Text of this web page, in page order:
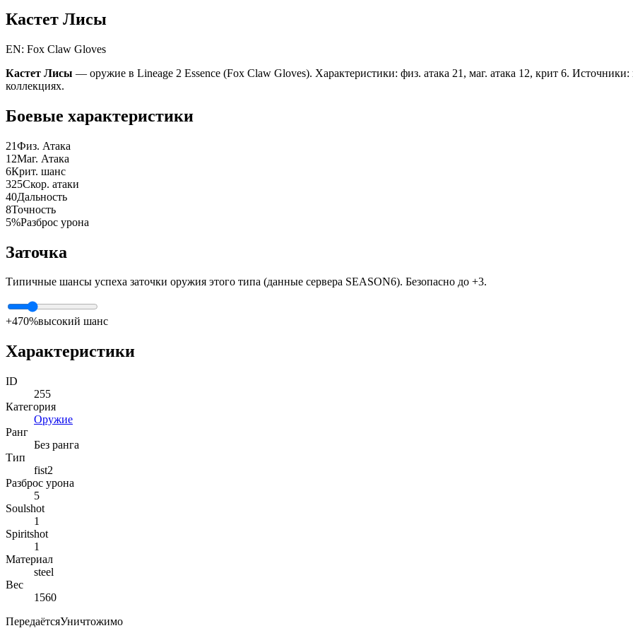
Кастет Лисы
EN: Fox Claw Gloves
Кастет Лисы — оружие в Lineage 2 Essence (Fox Claw Gloves). Характеристики: физ. атака 21, маг. атака 12, крит 6.
коллекциях.
Боевые характеристики
21Физ. Атака
12Маг. Атака
6Крит. шанс
325Скор. атаки
40Дальность
8Точность
5%Разброс урона
Заточка
Типичные шансы успеха заточки оружия этого типа (данные сервера SEASON6). Безопасно до +3.
+470%высокий шанс
Характеристики
ID
255
Категория
Оружие
Ранг
Без ранга
Тип
fist2
Разброс урона
5
Soulshot
1
Spiritshot
1
Материал
steel
Вес
1560
ПередаётсяУничтожимо